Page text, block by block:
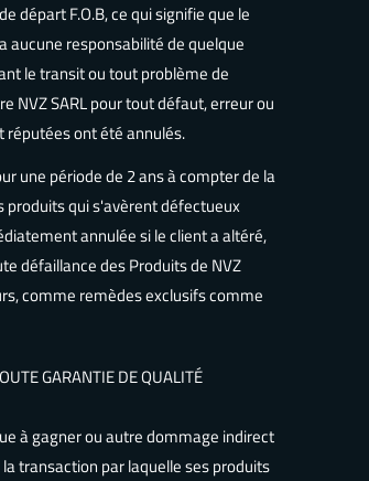
départ F.O.B, ce qui signifie que le
aucune responsabilité de quelque
le transit ou tout problème de
NVZ SARL pour tout défaut, erreur ou
réputées ont été annulés.
une période de 2 ans à compter de la
produits qui s'avèrent défectueux
annulée si le client a altéré,
défaillance des Produits de NVZ
comme remèdes exclusifs comme
GARANTIE DE QUALITÉ
à gagner ou autre dommage indirect
transaction par laquelle ses produits